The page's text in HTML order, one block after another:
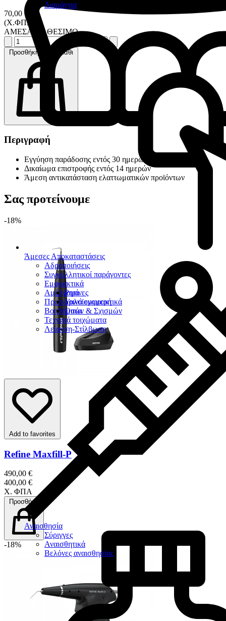
Διαμάντια
Άμεσες Αποκαταστάσεις
Αδροποιήσεις
Συγκολλητικοί παράγοντες
Εμφρακτικά
Ρητίνες
Υαλοϊονομερή
Οπών & Σχισμών
Αμάλγαμα
Προσωρινά εμφρακτικά
Βοηθήματα
Τεχνητά τοιχώματα
Λείανση-Στίλβωση
Αναισθησία
Σύριγγες
Αναισθητικά
Βελόνες αναισθησίας
70,00 €
(Χ.ΦΠΑ)
ΑΜΕΣΑ ΔΙΑΘΕΣΙΜΟ
Προσθήκη στο καλάθι
Περιγραφή
Εγγύηση παράδοσης εντός 30 ημερών
Δικαίωμα επιστροφής εντός 14 ημερών
Άμεση αντικατάσταση ελαττωματικών προϊόντων
Σας προτείνουμε
-18%
Add to favorites
Refine Maxfill-P
490,00 €
400,00 €
Χ. ΦΠΑ
Προσθήκη
-18%